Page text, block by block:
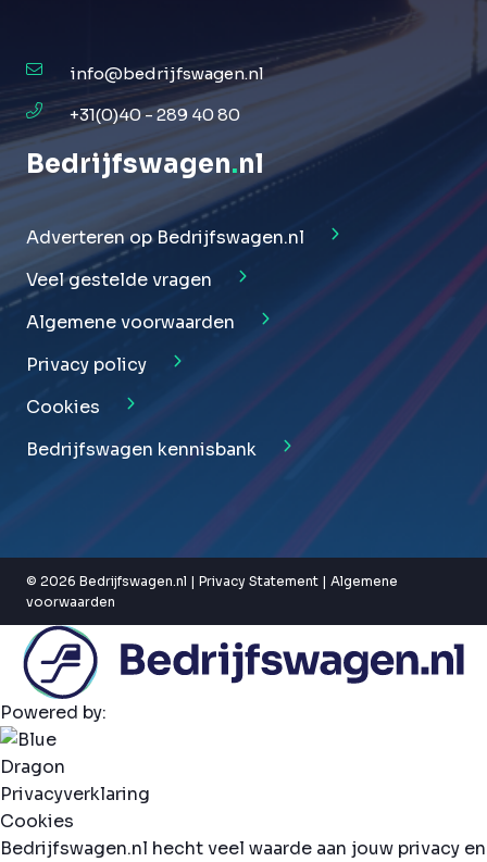
info@bedrijfswagen.nl
+31(0)40 - 289 40 80
Bedrijfswagen.nl
Adverteren op Bedrijfswagen.nl
Veel gestelde vragen
Algemene voorwaarden
Privacy policy
Cookies
Bedrijfswagen kennisbank
© 2026 Bedrijfswagen.nl | Privacy Statement | Algemene
voorwaarden
Powered by:
Privacyverklaring
Cookies
Bedrijfswagen.nl hecht veel waarde aan jouw privacy en